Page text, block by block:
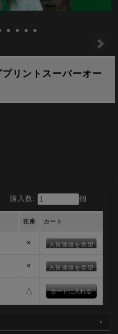
リントスーパーオー
購入数: 個
在庫 カート
× 入荷連絡を希望
× 入荷連絡を希望
△